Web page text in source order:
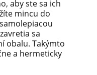
aby ste sa ich
mincu do
sa
obalu. Takýmto
a hermeticky